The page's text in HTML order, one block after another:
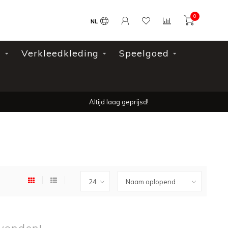
NL
0
Verkleedkleding Speelgoed
Altijd laag geprijsd!